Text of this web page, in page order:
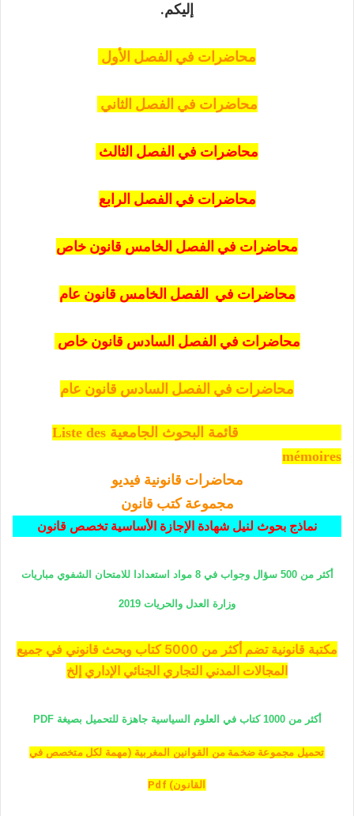
إليكم.
محاضرات في الفصل الأول
محاضرات في الفصل الثاني
محاضرات في الفصل الثالث
محاضرات في الفصل الرابع
محاضرات في الفصل الخامس قانون خاص
محاضرات في الفصل الخامس قانون عام
محاضرات في الفصل السادس قانون خاص
محاضرات في الفصل السادس قانون عام
قائمة البحوث الجامعية Liste des
mémoires
محاضرات قانونية فيديو
مجموعة كتب قانون
نماذج بحوث لنيل شهادة الإجازة الأساسية تخصص قانون
أكثر من 500 سؤال وجواب في 8 مواد استعدادا للامتحان الشفوي مباريات
وزارة العدل والحريات 2019
مكتبة قانونية تضم أكثر من 5000 كتاب وبحث قانوني في جميع
المجالات المدني التجاري الجنائي الإداري إلخ
أكثر من 1000 كتاب في العلوم السياسية جاهزة للتحميل بصيغة PDF
تحميل مجموعة ضخمة من القوانين المغربية (مهمة لكل متخصص في
القانون) Pdf